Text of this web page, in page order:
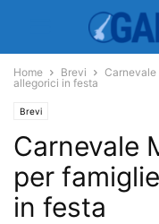
Home Brevi
Carnevale
allegorici in festa
Brevi
Carnevale
per
in festa